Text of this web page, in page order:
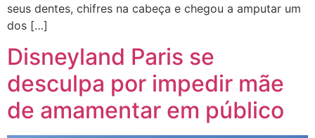
seus dentes, chifres na cabeça e chegou a amputar um
dos […]
Disneyland Paris se
desculpa por impedir mãe
de amamentar em público